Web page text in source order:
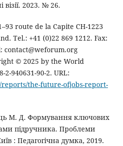
2023. № 26.
route de la Capite CH-1223
Tel.: +41 (0)22 869 1212. Fax:
contact@weforum.org
© 2025 by the World
2-940631-90-2. URL:
the-future-ofjobs-report-
М. Д. Формування ключових
підручника. Проблеми
: Педагогічна думка, 2019.